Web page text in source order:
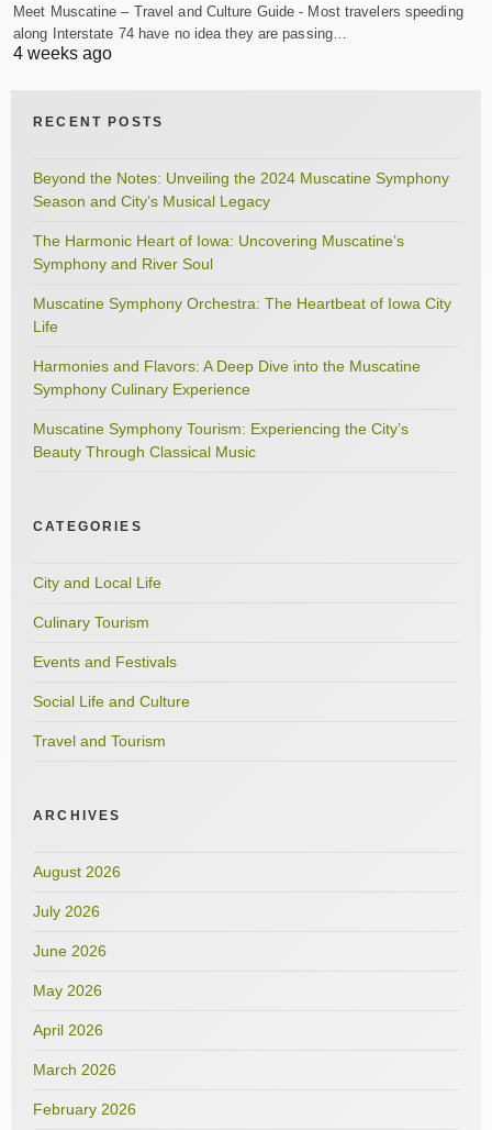
Meet Muscatine – Travel and Culture Guide - Most travelers speeding
along Interstate 74 have no idea they are passing…
4 weeks ago
RECENT POSTS
Beyond the Notes: Unveiling the 2024 Muscatine Symphony
Season and City’s Musical Legacy
The Harmonic Heart of Iowa: Uncovering Muscatine’s
Symphony and River Soul
Muscatine Symphony Orchestra: The Heartbeat of Iowa City
Life
Harmonies and Flavors: A Deep Dive into the Muscatine
Symphony Culinary Experience
Muscatine Symphony Tourism: Experiencing the City’s
Beauty Through Classical Music
CATEGORIES
City and Local Life
Culinary Tourism
Events and Festivals
Social Life and Culture
Travel and Tourism
ARCHIVES
August 2026
July 2026
June 2026
May 2026
April 2026
March 2026
February 2026